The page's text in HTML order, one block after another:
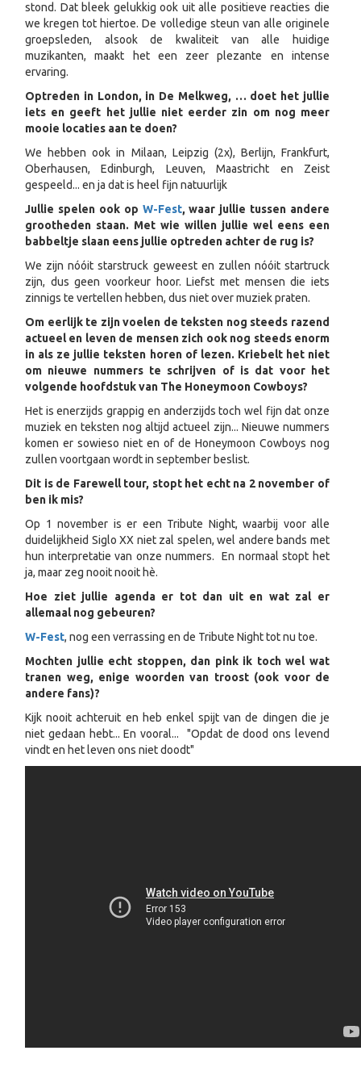
stond. Dat bleek gelukkig ook uit alle positieve reacties die
we kregen tot hiertoe. De volledige steun van alle originele
groepsleden, alsook de kwaliteit van alle huidige
muzikanten, maakt het een zeer plezante en intense
ervaring.
Optreden in London, in De Melkweg, … doet het jullie
iets en geeft het jullie niet eerder zin om nog meer
mooie locaties aan te doen?
We hebben ook in Milaan, Leipzig (2x), Berlijn, Frankfurt,
Oberhausen, Edinburgh, Leuven, Maastricht en Zeist
gespeeld... en ja dat is heel fijn natuurlijk
Jullie spelen ook op W-Fest, waar jullie tussen andere
grootheden staan. Met wie willen jullie wel eens een
babbeltje slaan eens jullie optreden achter de rug is?
We zijn nóóit starstruck geweest en zullen nóóit startruck
zijn, dus geen voorkeur hoor. Liefst met mensen die iets
zinnigs te vertellen hebben, dus niet over muziek praten.
Om eerlijk te zijn voelen de teksten nog steeds razend
actueel en leven de mensen zich ook nog steeds enorm
in als ze jullie teksten horen of lezen. Kriebelt het niet
om nieuwe nummers te schrijven of is dat voor het
volgende hoofdstuk van The Honeymoon Cowboys?
Het is enerzijds grappig en anderzijds toch wel fijn dat onze
muziek en teksten nog altijd actueel zijn... Nieuwe nummers
komen er sowieso niet en of de Honeymoon Cowboys nog
zullen voortgaan wordt in september beslist.
Dit is de Farewell tour, stopt het echt na 2 november of
ben ik mis?
Op 1 november is er een Tribute Night, waarbij voor alle
duidelijkheid Siglo XX niet zal spelen, wel andere bands met
hun interpretatie van onze nummers. En normaal stopt het
ja, maar zeg nooit nooit hè.
Hoe ziet jullie agenda er tot dan uit en wat zal er
allemaal nog gebeuren?
W-Fest, nog een verrassing en de Tribute Night tot nu toe.
Mochten jullie echt stoppen, dan pink ik toch wel wat
tranen weg, enige woorden van troost (ook voor de
andere fans)?
Kijk nooit achteruit en heb enkel spijt van de dingen die je
niet gedaan hebt... En vooral... "Opdat de dood ons levend
vindt en het leven ons niet doodt"